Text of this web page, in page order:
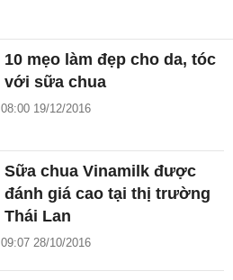
10 mẹo làm đẹp cho da, tóc
với sữa chua
08:00 19/12/2016
Sữa chua Vinamilk được
đánh giá cao tại thị trường
Thái Lan
09:07 28/10/2016